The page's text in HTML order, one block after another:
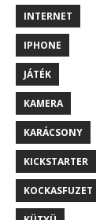
INTERNET
IPHONE
JÁTÉK
KAMERA
KARÁCSONY
KICKSTARTER
KOCKASFUZET